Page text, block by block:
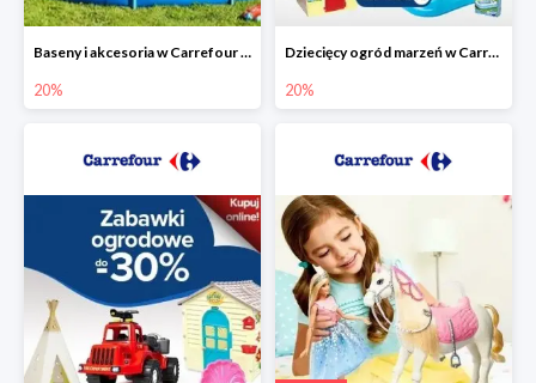
Baseny i akcesoria w Carrefour do -20%
20%
Dziecięcy ogród marzeń w Carrefour do -20%
20%